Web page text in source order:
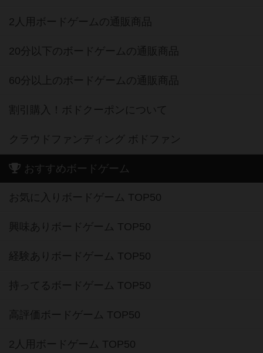
2人用ボードゲームの通販商品
20分以下のボードゲームの通販商品
60分以上のボードゲームの通販商品
割引購入！ボドクーポンについて
クラウドファンディング ボドファン
おすすめボードゲーム
お気に入りボードゲーム TOP50
興味ありボードゲーム TOP50
経験ありボードゲーム TOP50
持ってるボードゲーム TOP50
高評価ボードゲーム TOP50
2人用ボードゲーム TOP50